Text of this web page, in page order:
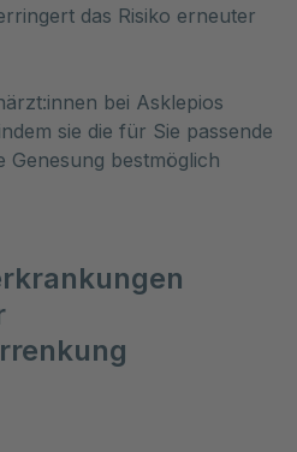
das Risiko erneuter
bei Asklepios
sie die für Sie passende
bestmöglich